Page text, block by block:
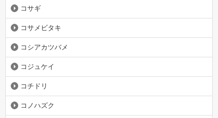
コサギ
コサメビタキ
コシアカツバメ
コジュケイ
コチドリ
コノハズク